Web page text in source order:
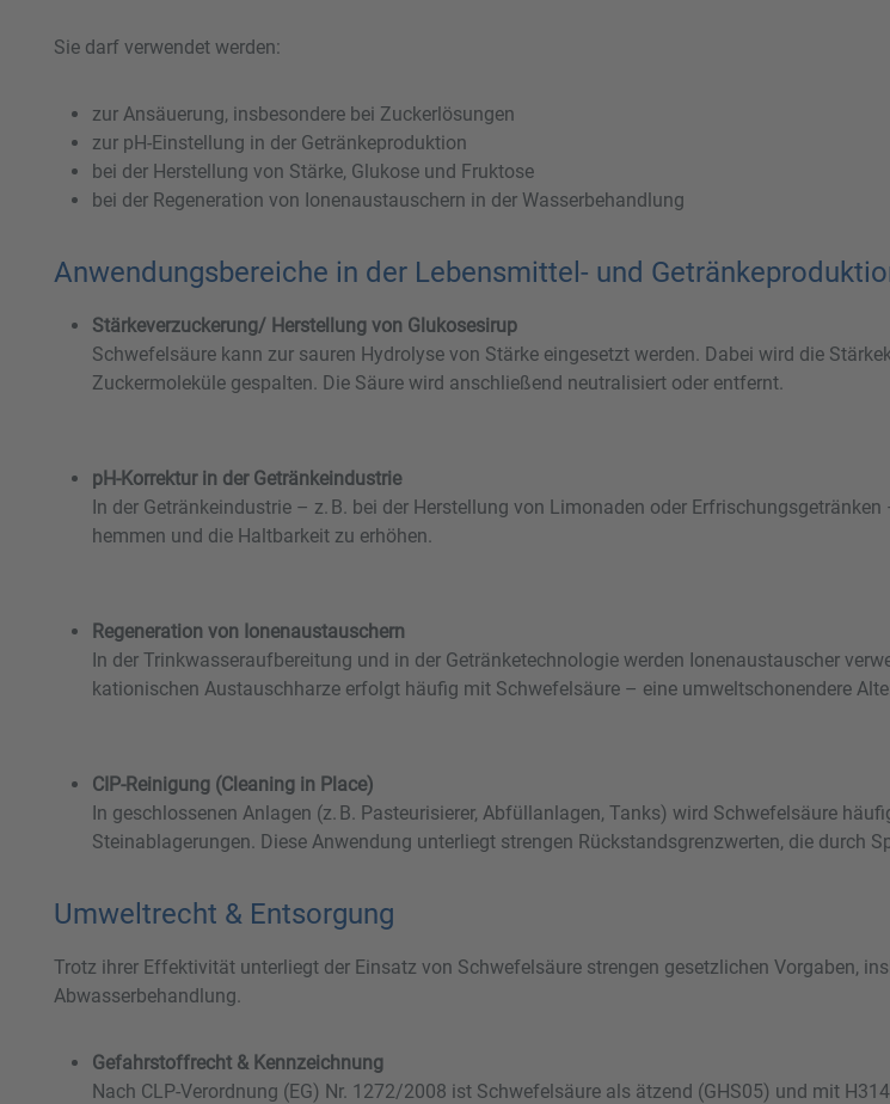
Sie darf verwendet werden:
zur Ansäuerung, insbesondere bei Zuckerlösungen
zur pH-Einstellung in der Getränkeproduktion
bei der Herstellung von Stärke, Glukose und Fruktose
bei der Regeneration von Ionenaustauschern in der Wasserbehandlung
Anwendungsbereiche in der Lebensmittel- und
Stärkeverzuckerung/ Herstellung von Glukosesirup
Schwefelsäure kann zur sauren Hydrolyse von Stärke eingesetzt werden. Dabei wird die
Zuckermoleküle gespalten. Die Säure wird anschließend neutralisiert oder entfernt.
pH-Korrektur in der Getränkeindustrie
In der Getränkeindustrie – z. B. bei der Herstellung von Limonaden oder
hemmen und die Haltbarkeit zu erhöhen.
Regeneration von Ionenaustauschern
In der Trinkwasseraufbereitung und in der Getränketechnologie werden Ionenaustauscher
kationischen Austauschharze erfolgt häufig mit Schwefelsäure – eine umweltschonendere
CIP-Reinigung (Cleaning in Place)
In geschlossenen Anlagen (z. B. Pasteurisierer, Abfüllanlagen, Tanks) wird Schwefelsäure
Steinablagerungen. Diese Anwendung unterliegt strengen Rückstandsgrenzwerten, die durch
Umweltrecht & Entsorgung
Trotz ihrer Effektivität unterliegt der Einsatz von Schwefelsäure strengen gesetzlichen Vorgaben,
Abwasserbehandlung.
Gefahrstoffrecht & Kennzeichnung
Nach CLP-Verordnung (EG) Nr. 1272/2008 ist Schwefelsäure als ätzend (GHS05) und mit